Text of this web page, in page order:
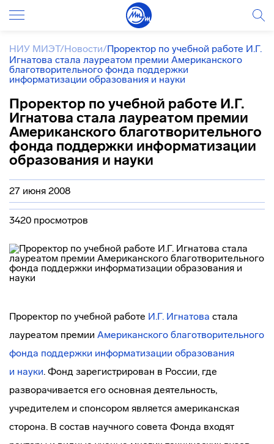
НИУ МИЭТ/Новости/Проректор по учебной работе И.Г.
Игнатова стала лауреатом премии Американского
благотворительного фонда поддержки
информатизации образования и науки
Проректор по учебной работе И.Г.
Игнатова стала лауреатом премии
Американского благотворительного
фонда поддержки информатизации
образования и науки
27 июня 2008
3420 просмотров
Проректор по учебной работе И.Г. Игнатова стала
лауреатом премии Американского благотворительного
фонда поддержки информатизации образования
и науки. Фонд зарегистрирован в России, где
разворачивается его основная деятельность,
учредителем и спонсором является американская
сторона. В состав научного совета Фонда входят